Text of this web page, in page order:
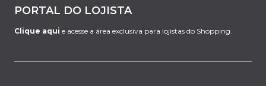
PORTAL DO LOJISTA
Clique aqui e acesse a área exclusiva para lojistas do Shopping.